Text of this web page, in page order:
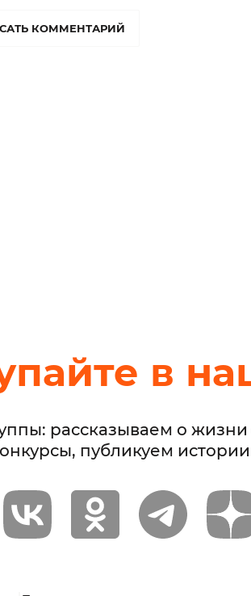
КОММЕНТАРИЙ
в
рассказываем о
публикуем